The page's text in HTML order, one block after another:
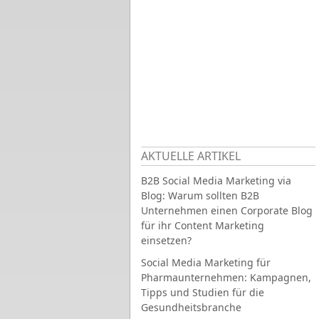
AKTUELLE ARTIKEL
B2B Social Media Marketing via
Blog: Warum sollten B2B
Unternehmen einen Corporate Blog
für ihr Content Marketing
einsetzen?
Social Media Marketing für
Pharmaunternehmen: Kampagnen,
Tipps und Studien für die
Gesundheitsbranche